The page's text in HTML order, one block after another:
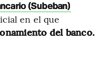
(Subeban)
en el que
del banco.